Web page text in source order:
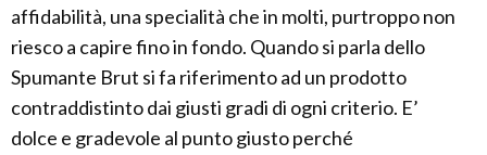
affidabilità, una specialità che in molti, purtroppo non
riesco a capire fino in fondo. Quando si parla dello
Spumante Brut si fa riferimento ad un prodotto
contraddistinto dai giusti gradi di ogni criterio. E’
dolce e gradevole al punto giusto perché